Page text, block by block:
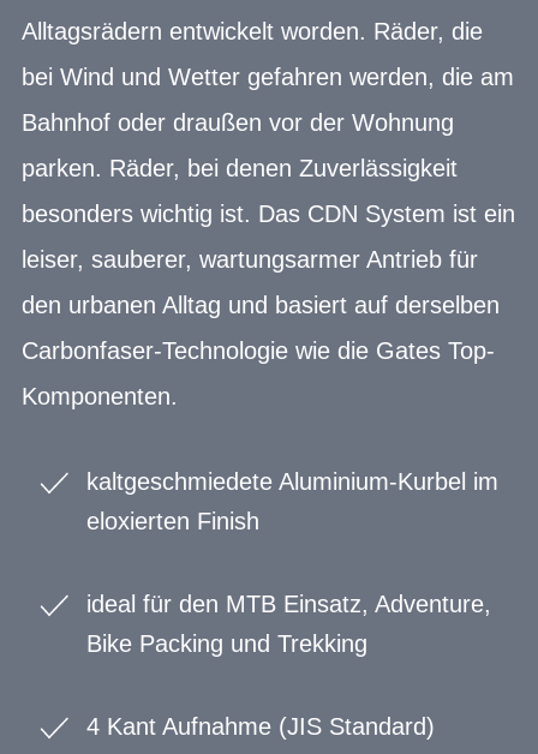
Alltagsrädern entwickelt worden. Räder, die
bei Wind und Wetter gefahren werden, die am
Bahnhof oder draußen vor der Wohnung
parken. Räder, bei denen Zuverlässigkeit
besonders wichtig ist. Das CDN System ist ein
leiser, sauberer, wartungsarmer Antrieb für
den urbanen Alltag und basiert auf derselben
Carbonfaser-Technologie wie die Gates Top-
Komponenten.
kaltgeschmiedete Aluminium-Kurbel im
eloxierten Finish
ideal für den MTB Einsatz, Adventure,
Bike Packing und Trekking
4 Kant Aufnahme (JIS Standard)